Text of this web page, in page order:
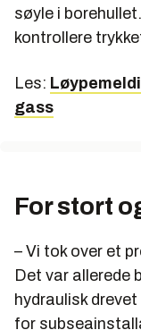
søyle i
kontrollere
Les:
gass
For stort
– Vi tok over et
Det var allerede
hydraulisk
for